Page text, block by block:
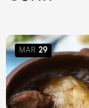
MAR 29